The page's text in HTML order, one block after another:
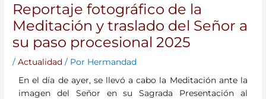
Reportaje fotográfico de la
Meditación y traslado del Señor a
su paso procesional 2025
/Actualidad / Por Hermandad
En el día de ayer, se llevó a cabo la Meditación ante la
imagen del Señor en su Sagrada Presentación al